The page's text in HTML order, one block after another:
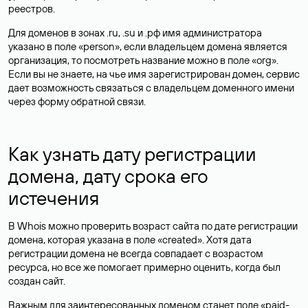
реестров.
Для доменов в зонах .ru, .su и .рф имя администратора
указано в поле «person», если владельцем домена является
организация, то посмотреть название можно в поле «org».
Если вы не знаете, на чье имя зарегистрирован домен, сервис
дает возможность связаться с владельцем доменного имени
через форму обратной связи.
Как узнать дату регистрации
домена, дату срока его
истечения
В Whois можно проверить возраст сайта по дате регистрации
домена, которая указана в поле «created». Хотя дата
регистрации домена не всегда совпадает с возрастом
ресурса, но все же помогает примерно оценить, когда был
создан сайт.
Важным для заинтересованных доменом станет поле «paid-